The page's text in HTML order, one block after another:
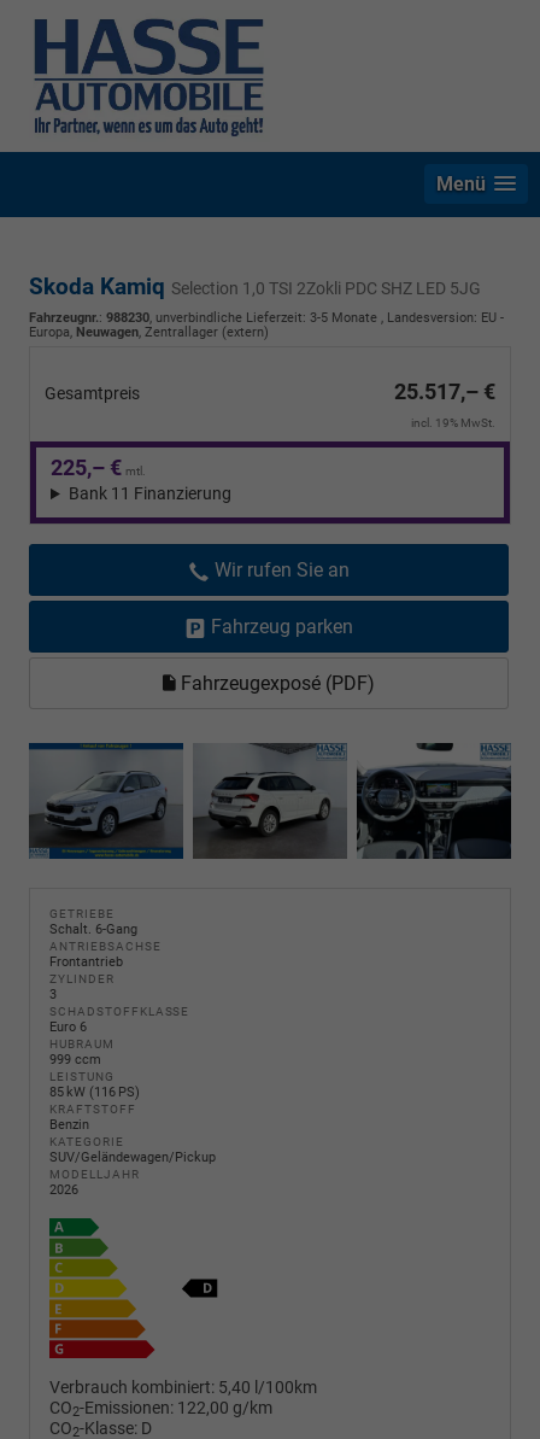
Menü
Skoda Kamiq Selection 1,0 TSI 2Zokli PDC SHZ LED 5JG
Fahrzeugnr.: 988230, unverbindliche Lieferzeit: 3-5 Monate , Landesversion: EU -
Europa, Neuwagen, Zentrallager (extern)
Gesamtpreis 25.517,– €
incl. 19% MwSt.
225,– € mtl.
Bank 11 Finanzierung
Wir rufen Sie an
Fahrzeug parken
Fahrzeugexposé (PDF)
GETRIEBE
Schalt. 6-Gang
ANTRIEBSACHSE
Frontantrieb
ZYLINDER
3
SCHADSTOFFKLASSE
Euro 6
HUBRAUM
999 ccm
LEISTUNG
85 kW (116 PS)
KRAFTSTOFF
Benzin
KATEGORIE
SUV/Geländewagen/Pickup
MODELLJAHR
2026
Verbrauch kombiniert: 5,40 l/100km
CO2-Emissionen: 122,00 g/km
CO2-Klasse: D